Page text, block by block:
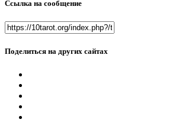
Ссылка на сообщение
Поделиться на других сайтах